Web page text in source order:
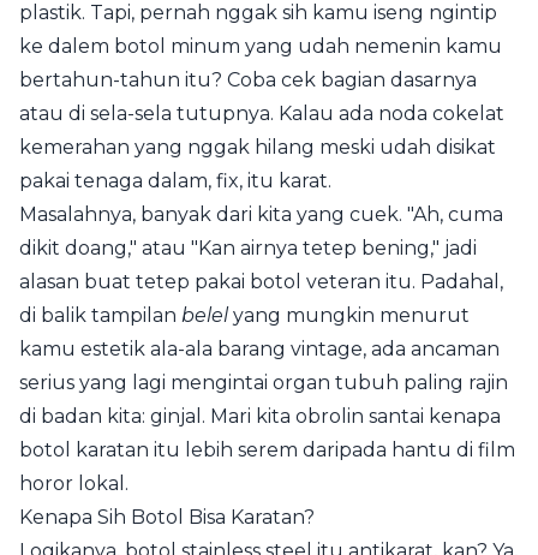
plastik. Tapi, pernah nggak sih kamu iseng ngintip
ke dalem botol minum yang udah nemenin kamu
bertahun-tahun itu? Coba cek bagian dasarnya
atau di sela-sela tutupnya. Kalau ada noda cokelat
kemerahan yang nggak hilang meski udah disikat
pakai tenaga dalam, fix, itu karat.
Masalahnya, banyak dari kita yang cuek. "Ah, cuma
dikit doang," atau "Kan airnya tetep bening," jadi
alasan buat tetep pakai botol veteran itu. Padahal,
di balik tampilan belelyang mungkin menurut
kamu estetik ala-ala barang vintage, ada ancaman
serius yang lagi mengintai organ tubuh paling rajin
di badan kita: ginjal. Mari kita obrolin santai kenapa
botol karatan itu lebih serem daripada hantu di film
horor lokal.
Kenapa Sih Botol Bisa Karatan?